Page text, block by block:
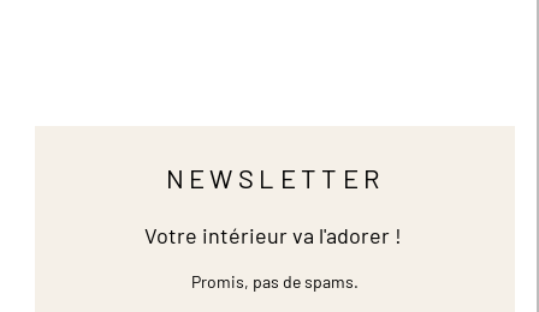
NEWSLETTER
Votre intérieur va l'adorer !
Promis, pas de spams.